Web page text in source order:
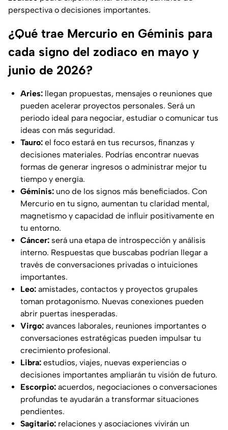
perspectiva o decisiones importantes.
¿Qué trae Mercurio en Géminis para
cada signo del zodiaco en mayo y
junio de 2026?
Aries: llegan propuestas, mensajes o reuniones que
pueden acelerar proyectos personales. Será un
periodo ideal para negociar, estudiar o comunicar tus
ideas con más seguridad.
Tauro: el foco estará en tus recursos, finanzas y
decisiones materiales. Podrías encontrar nuevas
formas de generar ingresos o administrar mejor tu
tiempo y energía.
Géminis: uno de los signos más beneficiados. Con
Mercurio en tu signo, aumentan tu claridad mental,
magnetismo y capacidad de influir positivamente en
tu entorno.
Cáncer: será una etapa de introspección y análisis
interno. Respuestas que buscabas podrían llegar a
través de conversaciones privadas o intuiciones
importantes.
Leo: amistades, contactos y proyectos grupales
toman protagonismo. Nuevas conexiones pueden
abrir puertas inesperadas.
Virgo: avances laborales, reuniones importantes o
conversaciones estratégicas pueden impulsar tu
crecimiento profesional.
Libra: estudios, viajes, nuevas experiencias o
decisiones importantes ampliarán tu visión de futuro.
Escorpio: acuerdos, negociaciones o conversaciones
profundas te ayudarán a transformar situaciones
pendientes.
Sagitario: relaciones y asociaciones vivirán un